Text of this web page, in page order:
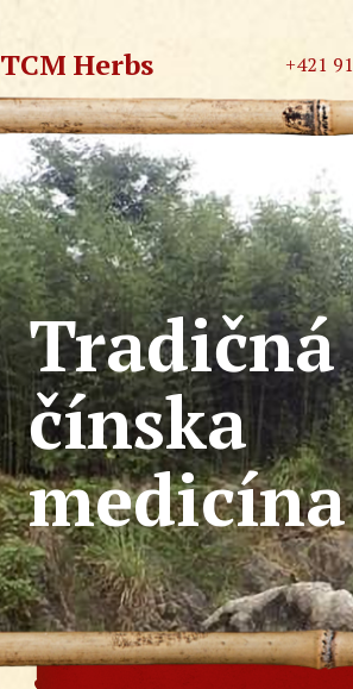
TCM Herbs +421
Tradičná
čínska
medicína